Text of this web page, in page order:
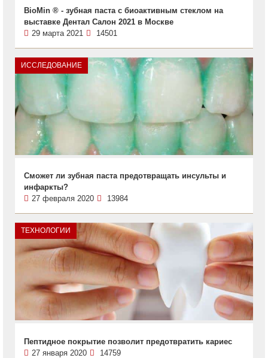
BioMin ® - зубная паста с биоактивным стеклом на
выставке Дентал Салон 2021 в Москве
29 марта 2021
14501
ИССЛЕДОВАНИЕ
Сможет ли зубная паста предотвращать инсульты и
инфаркты?
27 февраля 2020
13984
ТЕХНОЛОГИИ
Пептидное покрытие позволит предотвратить кариес
27 января 2020
14759